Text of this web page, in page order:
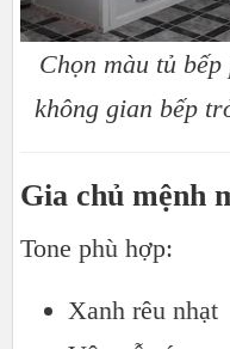
Chọn màu tủ
không gian bếp
Gia chủ mệnh
Tone phù hợp:
Xanh rêu nhạt